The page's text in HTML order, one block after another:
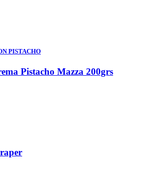
PISTACHO
Pistacho Mazza 200grs